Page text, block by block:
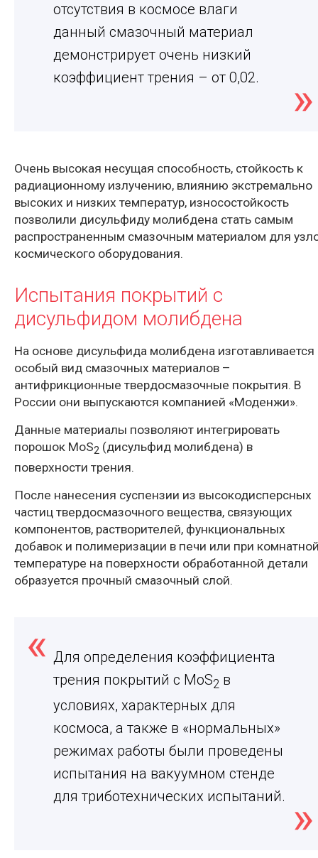
отсутствия в космосе влаги
данный смазочный материал
демонстрирует очень низкий
коэффициент трения – от 0,02.
Очень высокая несущая способность, стойкость к
радиационному излучению, влиянию экстремально
высоких и низких температур, износостойкость
позволили дисульфиду молибдена стать самым
распространенным смазочным материалом для
космического оборудования.
Испытания покрытий с
дисульфидом молибдена
На основе дисульфида молибдена изготавливается
особый вид смазочных материалов –
антифрикционные твердосмазочные покрытия. В
России они выпускаются компанией «Моденжи».
Данные материалы позволяют интегрировать
порошок MoS2 (дисульфид молибдена) в
поверхности трения.
После нанесения суспензии из высокодисперсных
частиц твердосмазочного вещества, связующих
компонентов, растворителей, функциональных
добавок и полимеризации в печи или при
температуре на поверхности обработанной детали
образуется прочный смазочный слой.
Для определения коэффициента
трения покрытий с MoS2 в
условиях, характерных для
космоса, а также в «нормальных»
режимах работы были проведены
испытания на вакуумном стенде
для триботехнических испытаний.